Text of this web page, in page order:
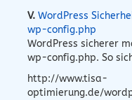
V. WordPress
wp-config.php
WordPress sicherer
wp-config.php. So
http://www.tisa-
optimierung.de/